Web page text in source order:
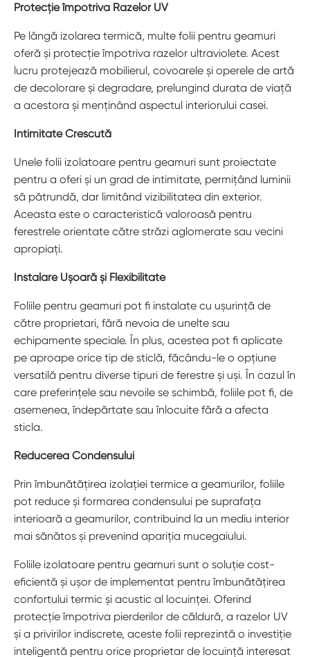
Protecție împotriva Razelor UV
Pe lângă izolarea termică, multe folii pentru geamuri
oferă și protecție împotriva razelor ultraviolete. Acest
lucru protejează mobilierul, covoarele și operele de artă
de decolorare și degradare, prelungind durata de viață
a acestora și menținând aspectul interiorului casei.
Intimitate Crescută
Unele folii izolatoare pentru geamuri sunt proiectate
pentru a oferi și un grad de intimitate, permițând luminii
să pătrundă, dar limitând vizibilitatea din exterior.
Aceasta este o caracteristică valoroasă pentru
ferestrele orientate către străzi aglomerate sau vecini
apropiați.
Instalare Ușoară și Flexibilitate
Foliile pentru geamuri pot fi instalate cu ușurință de
către proprietari, fără nevoia de unelte sau
echipamente speciale. În plus, acestea pot fi aplicate
pe aproape orice tip de sticlă, făcându-le o opțiune
versatilă pentru diverse tipuri de ferestre și uși. În cazul în
care preferințele sau nevoile se schimbă, foliile pot fi, de
asemenea, îndepărtate sau înlocuite fără a afecta
sticla.
Reducerea Condensului
Prin îmbunătățirea izolației termice a geamurilor, foliile
pot reduce și formarea condensului pe suprafața
interioară a geamurilor, contribuind la un mediu interior
mai sănătos și prevenind apariția mucegaiului.
Foliile izolatoare pentru geamuri sunt o soluție cost-
eficientă și ușor de implementat pentru îmbunătățirea
confortului termic și acustic al locuinței. Oferind
protecție împotriva pierderilor de căldură, a razelor UV
și a privirilor indiscrete, aceste folii reprezintă o investiție
inteligentă pentru orice proprietar de locuință interesat